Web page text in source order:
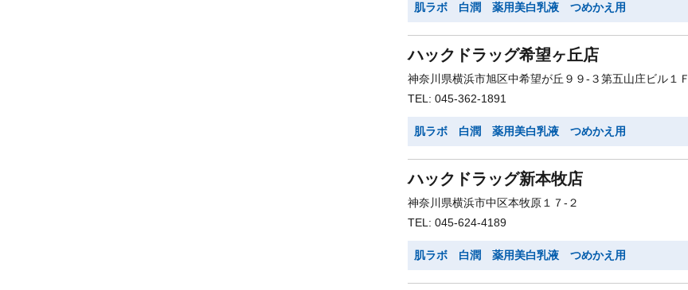
肌ラボ 白潤 薬用美白乳液 つめかえ用
ハックドラッグ希望ヶ丘店
神奈川県横浜市旭区中希望が丘９９-３第五山庄ビル１Ｆ
TEL: 045-362-1891
肌ラボ 白潤 薬用美白乳液 つめかえ用
ハックドラッグ新本牧店
神奈川県横浜市中区本牧原１７-２
TEL: 045-624-4189
肌ラボ 白潤 薬用美白乳液 つめかえ用